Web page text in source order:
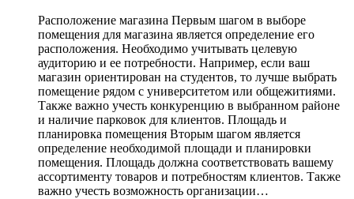
Расположение магазина Первым шагом в выборе
помещения для магазина является определение его
расположения. Необходимо учитывать целевую
аудиторию и ее потребности. Например, если ваш
магазин ориентирован на студентов, то лучше выбрать
помещение рядом с университетом или общежитиями.
Также важно учесть конкуренцию в выбранном районе
и наличие парковок для клиентов. Площадь и
планировка помещения Вторым шагом является
определение необходимой площади и планировки
помещения. Площадь должна соответствовать вашему
ассортименту товаров и потребностям клиентов. Также
важно учесть возможность организации…